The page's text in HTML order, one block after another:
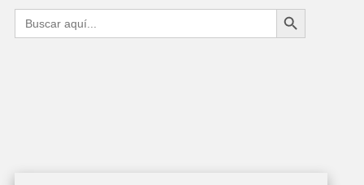
Buscar: Botón de búsqueda